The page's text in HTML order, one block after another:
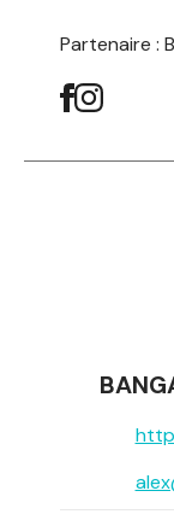
Partenaire :